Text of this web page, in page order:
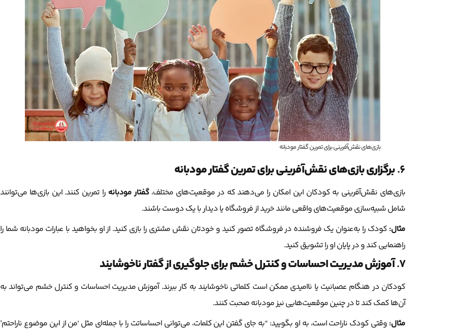
بازی‌های نقش‌آفرینی برای تمرین گفتار مودبانه
6. برگزاری بازی‌های نقش‌آفرینی برای تمرین گفتار مودبانه
بازی‌های نقش‌آفرینی به کودکان این امکان را می‌دهند که در موقعیت‌های مختلف،گفتار مودبانه را تمرین کنند. این بازی‌ها می‌توانند
شامل شبیه‌سازی موقعیت‌های واقعی مانند خرید از فروشگاه یا دیدار با یک دوست باشند.
مثال: کودک را به‌عنوان یک فروشنده در فروشگاه تصور کنید و خودتان نقش مشتری را بازی کنید. از او بخواهید با عبارات مودبانه شما را
راهنمایی کند و در پایان او را تشویق کنید.
7. آموزش مدیریت احساسات و کنترل خشم برای جلوگیری از گفتار ناخوشایند
کودکان در هنگام عصبانیت یا ناامیدی ممکن است کلماتی ناخوشایند به کار ببرند. آموزش مدیریت احساسات و کنترل خشم می‌تواند به
آن‌ها کمک کند تا در چنین موقعیت‌هایی نیز مودبانه صحبت کنند.
مثال: وقتی کودک ناراحت است، به او بگویید: “به جای گفتن این کلمات، می‌توانی احساساتت را با جمله‌ای مثل ‘من از این موضوع ناراحتم’